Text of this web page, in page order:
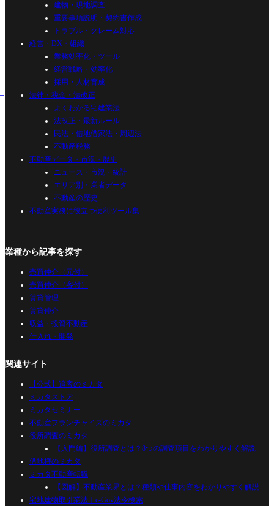
建物・現地調査
重要事項説明・契約書作成
トラブル・クレーム対応
経営・DX・組織
業務効率化・ツール
経営戦略・効率化
採用・人材育成
法律・税金・法改正
よくわかる宅建業法
法改正・最新ルール
民法・借地借家法・周辺法
不動産税務
不動産データ・市況・歴史
ニュース・市況・統計
エリア別・業者データ
不動産の歴史
不動産実務に役立つ便利ツール集
業種から記事を探す
売買仲介（元付）
売買仲介（客付）
賃貸管理
賃貸仲介
収益・投資不動産
仕入れ・開発
関連サイト
【公式】追客のミカタ
ミカタストア
ミカタセミナー
不動産フランチャイズのミカタ
役所調査のミカタ
【入門編】役所調査とは？8つの調査項目をわかりやすく解説
借地権のミカタ
ミカタ不動産転職
【図解】不動産業界とは？種類や仕事内容をわかりやすく解説
宅地建物取引業法｜e-Gov法令検索